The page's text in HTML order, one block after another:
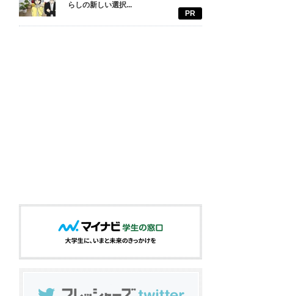
らしの新しい選択...
PR